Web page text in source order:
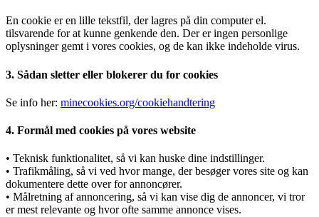
En cookie er en lille tekstfil, der lagres på din computer el.
tilsvarende for at kunne genkende den. Der er ingen personlige
oplysninger gemt i vores cookies, og de kan ikke indeholde virus.
3. Sådan sletter eller blokerer du for cookies
Se info her: minecookies.org/cookiehandtering
4. Formål med cookies på vores website
• Teknisk funktionalitet, så vi kan huske dine indstillinger.
• Trafikmåling, så vi ved hvor mange, der besøger vores site og kan
dokumentere dette over for annoncører.
• Målretning af annoncering, så vi kan vise dig de annoncer, vi tror
er mest relevante og hvor ofte samme annonce vises.